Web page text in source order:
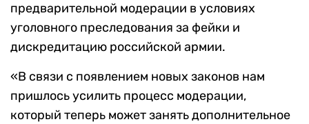
предварительной модерации в условиях
уголовного преследования за фейки и
дискредитацию российской армии.
«В связи с появлением новых законов нам
пришлось усилить процесс модерации,
который теперь может занять дополнительное